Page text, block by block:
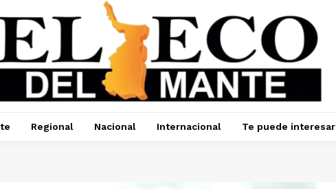
Regional Nacional Internacional Te puede interesar